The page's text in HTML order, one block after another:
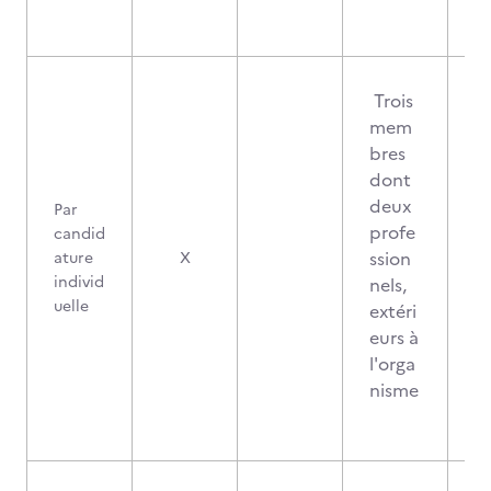
Par
candid
ature
individ
uelle
X
Trois
mem
bres
dont
deux
profe
ssion
nels,
extéri
eurs à
l'orga
nisme